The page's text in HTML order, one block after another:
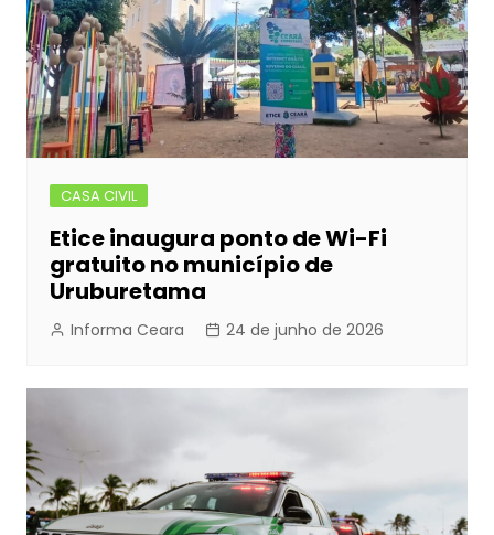
k er
CASA CIVIL
Etice inaugura ponto de Wi-Fi
gratuito no município de
Uruburetama
Informa Ceara 24 de junho de 2026